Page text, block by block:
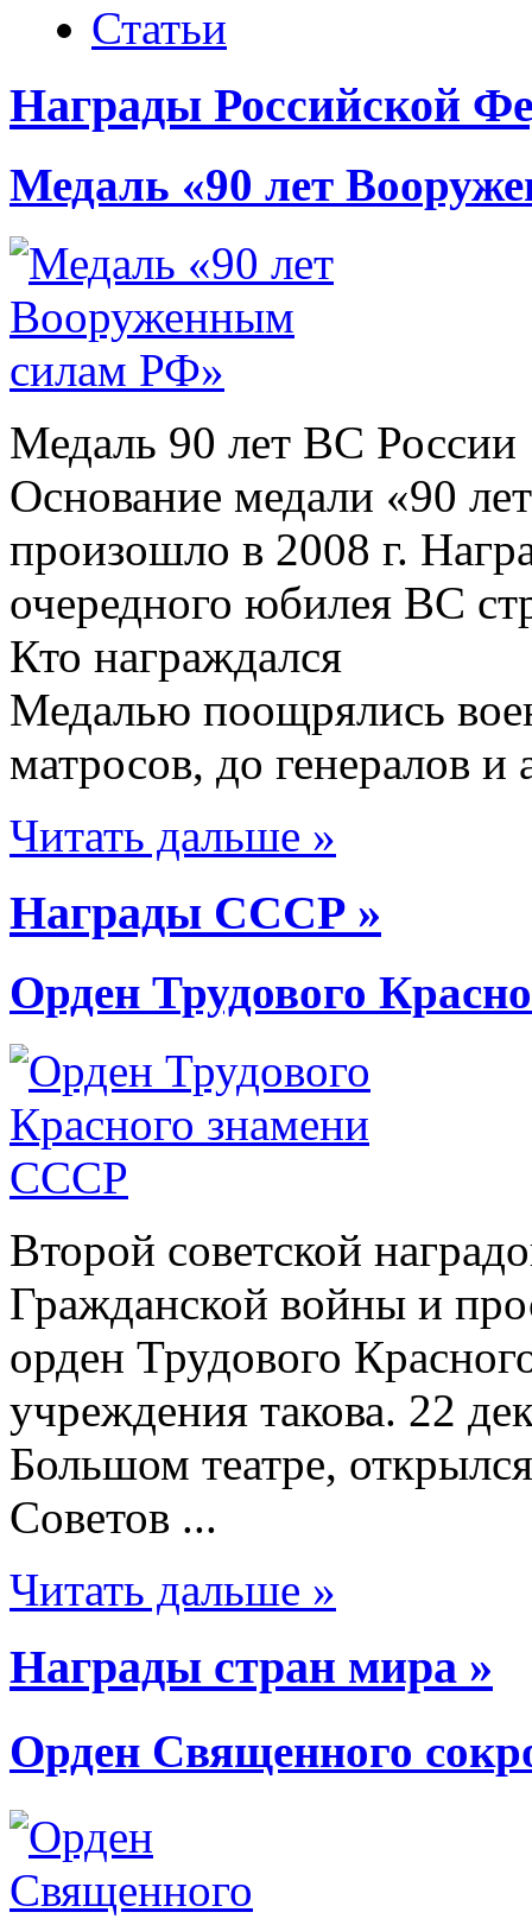
Статьи
Награды Российской
Медаль «90 лет
Медаль 90 лет ВС России
Основание медали «90
произошло в 2008 г.
очередного юбилея ВС
Кто награждался
Медалью поощрялись
матросов, до генералов
Читать дальше »
Награды СССР »
Орден Трудового
Второй советской
Гражданской войны и
орден Трудового
учреждения такова. 22
Большом театре,
Советов ...
Читать дальше »
Награды стран мира »
Орден Священного